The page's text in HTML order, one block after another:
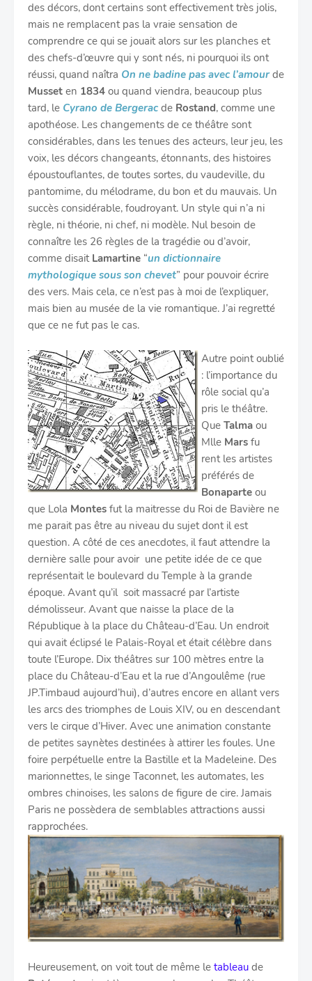
des décors, dont certains sont effectivement très jolis,
mais ne remplacent pas la vraie sensation de
comprendre ce qui se jouait alors sur les planches et
des chefs-d’œuvre qui y sont nés, ni pourquoi ils ont
réussi, quand naîtra On ne badine pas avec l’amourde
Musset en 1834 ou quand viendra, beaucoup plus
tard, le Cyrano de Bergerac de Rostand, comme une
apothéose. Les changements de ce théâtre sont
considérables, dans les tenues des acteurs, leur jeu, les
voix, les décors changeants, étonnants, des histoires
époustouflantes, de toutes sortes, du vaudeville, du
pantomime, du mélodrame, du bon et du mauvais. Un
succès considérable, foudroyant. Un style qui n’a ni
règle, ni théorie, ni chef, ni modèle. Nul besoin de
connaître les 26 règles de la tragédie ou d’avoir,
comme disait Lamartine “un dictionnaire
mythologique sous son chevet” pour pouvoir écrire
des vers. Mais cela, ce n’est pas à moi de l’expliquer,
mais bien au musée de la vie romantique. J’ai regretté
que ce ne fut pas le cas.
Autre point oublié
: l’importance du
rôle social qu’a
pris le théâtre.
Que Talma ou
Mlle Mars fu
rent les artistes
préférés de
Bonaparte ou
que Lola Montes fut la maitresse du Roi de Bavière ne
me parait pas être au niveau du sujet dont il est
question. A côté de ces anecdotes, il faut attendre la
dernière salle pour avoir une petite idée de ce que
représentait le boulevard du Temple à la grande
époque. Avant qu’il soit massacré par l’artiste
démolisseur. Avant que naisse la place de la
République à la place du Château-d’Eau. Un endroit
qui avait éclipsé le Palais-Royal et était célèbre dans
toute l’Europe. Dix théâtres sur 100 mètres entre la
place du Château-d’Eau et la rue d’Angoulême (rue
JP.Timbaud aujourd’hui), d’autres encore en allant vers
les arcs des triomphes de Louis XIV, ou en descendant
vers le cirque d’Hiver. Avec une animation constante
de petites saynètes destinées à attirer les foules. Une
foire perpétuelle entre la Bastille et la Madeleine. Des
marionnettes, le singe Taconnet, les automates, les
ombres chinoises, les salons de figure de cire. Jamais
Paris ne possèdera de semblables attractions aussi
rapprochées.
Heureusement, on voit tout de même le tableau de